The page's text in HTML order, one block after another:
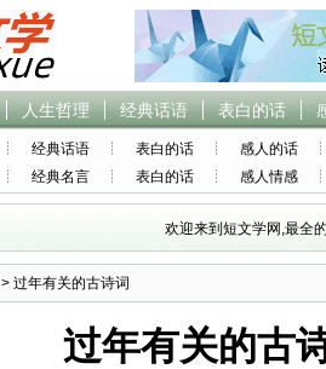
人生哲理 经典话语 表白的话
经典话语 表白的话
感人的话
经典名言 表白的话 感人情感
欢迎来到短文学网,最全
> 过年有关的古诗词
过年有关的古